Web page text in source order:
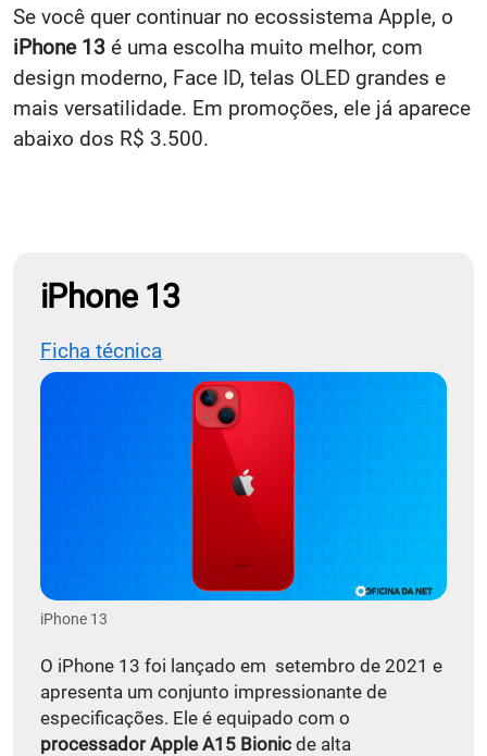
Se você quer continuar no ecossistema Apple, o
iPhone 13 é uma escolha muito melhor, com
design moderno, Face ID, telas OLED grandes e
mais versatilidade. Em promoções, ele já aparece
abaixo dos R$ 3.500.
iPhone 13
Ficha técnica
iPhone 13
O iPhone 13 foi lançado em setembro de 2021 e
apresenta um conjunto impressionante de
especificações. Ele é equipado com o
processador Apple A15 Bionic de alta